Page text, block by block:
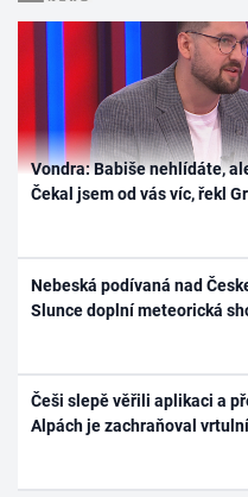
Vondra: Babiše nehlídáte,
Čekal jsem od vás víc, řekl
Nebeská podívaná nad
Slunce doplní meteorická
Češi slepě věřili aplikaci a
Alpách je zachraňoval